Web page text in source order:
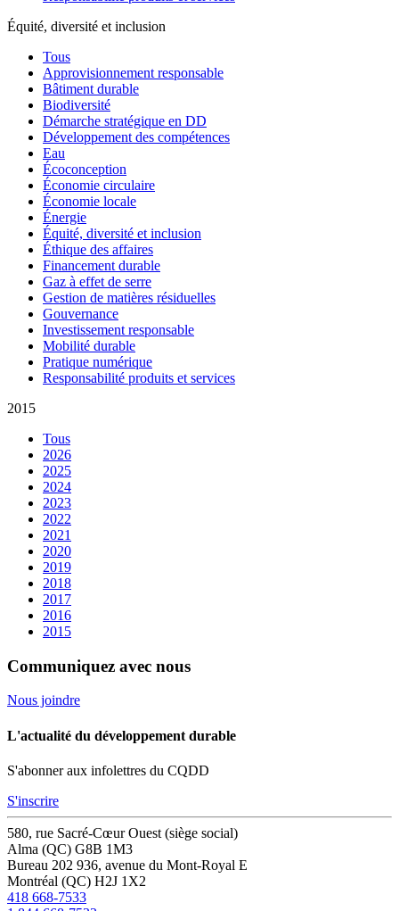
Équité, diversité et inclusion
Tous
Approvisionnement responsable
Bâtiment durable
Biodiversité
Démarche stratégique en DD
Développement des compétences
Eau
Écoconception
Économie circulaire
Économie locale
Énergie
Équité, diversité et inclusion
Éthique des affaires
Financement durable
Gaz à effet de serre
Gestion de matières résiduelles
Gouvernance
Investissement responsable
Mobilité durable
Pratique numérique
Responsabilité produits et services
2015
Tous
2026
2025
2024
2023
2022
2021
2020
2019
2018
2017
2016
2015
Communiquez avec nous
Nous joindre
L'actualité du développement durable
S'abonner aux infolettres du CQDD
S'inscrire
580, rue Sacré-Cœur Ouest (siège social)
Alma (QC) G8B 1M3
Bureau 202 936, avenue du Mont-Royal E
Montréal (QC) H2J 1X2
418 668-7533